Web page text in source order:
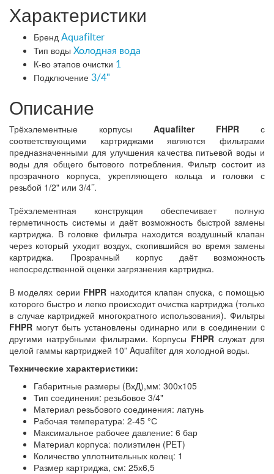
Характеристики
Бренд Aquafilter
Тип воды Холодная вода
К-во этапов очистки 1
Подключение 3/4"
Описание
Трёхэлементные корпусы Aquafilter FHPR с
соответствующими картриджами являются фильтрами
предназначенными для улучшения качества питьевой воды и
воды для общего бытового потребления. Фильтр состоит из
прозрачного корпуса, укрепляющего кольца и головки с
резьбой 1/2" или 3/4’’.
Трёхэлементная конструкция обеспечивает полную
герметичность системы и даёт возможность быстрой замены
картриджа. В головке фильтра находится воздушный клапан
через который уходит воздух, скопившийся во время замены
картриджа. Прозрачный корпус даёт возможность
непосредственной оценки загрязнения картриджа.
В моделях серии FHPR находится клапан спуска, с помощью
которого быстро и легко происходит очистка картриджа (только
в случае картриджей многократного использования). Фильтры
FHPR могут быть установлены одинарно или в соединении c
другими натрубными фильтрами. Корпусы FHPR служат для
целой гаммы картриджей 10” Aquafilter для холодной воды.
Технические характеристики:
Габаритные размеры (ВхД),мм: 300х105
Тип соединения: резьбовое 3/4"
Материал резьбового соединения: латунь
Рабочая температура: 2-45 °С
Максимальное рабочее давление: 6 бар
Материал корпуса: полиэтилен (PET)
Количество уплотнительных колец: 1
Размер картриджа, см: 25х6,5